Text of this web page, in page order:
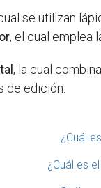
se utilizan
, el cual emplea
, la cual
de edición.
¿Cuál
¿Cuál es